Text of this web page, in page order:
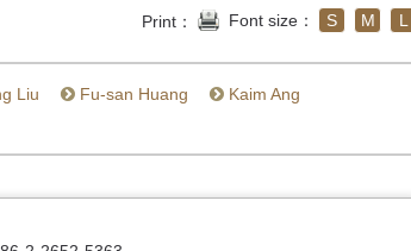
Print： Font size： S M L
Liu Fu-san Huang
Kaim Ang